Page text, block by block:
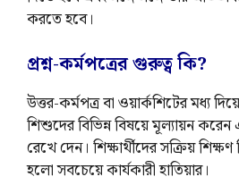
করতে হবে।
প্রশ্ন-কর্মপত্রের গুরুত্ব কি?
উত্তর-কর্মপত্র বা ওয়ার্কশিটের মধ্য
শিশুদের বিভিন্ন বিষয়ে মূল্যায়ন
রেখে দেন। শিক্ষার্থীদের সক্রিয়
হলো সবচেয়ে কার্যকারী হাতিয়ার।